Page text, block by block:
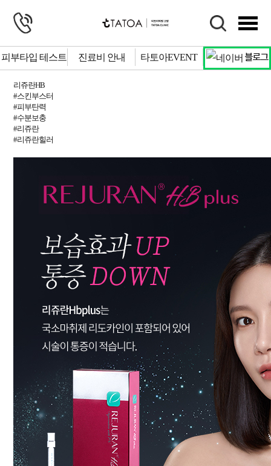
# 팔자주름
상담문의
# 필러
상담문의
예약하기
자세히 보기
# 연예인토닝
상담문의
예약하기
자세히 보기
피부타입 테스트 진료비 안내 타토아EVENT 블로그
리쥬란HB
#스킨부스터
#피부탄력
#수분보충
#리쥬란
#리쥬란힐러